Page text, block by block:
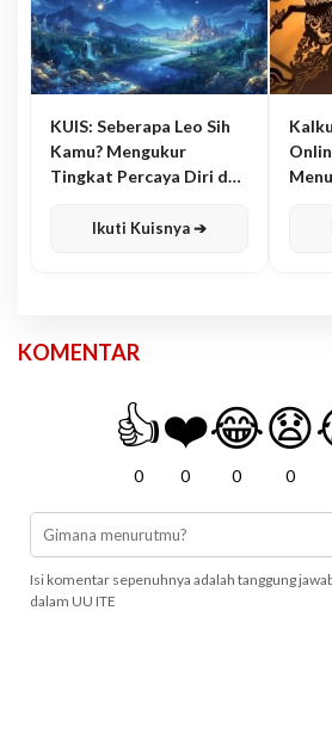
KUIS: Seberapa Leo Sih
Kamu? Mengukur
Tingkat Percaya Diri dan
Ikuti Kuisnya ➔
KOMENTAR
👍
0
❤️
0
😂
0
😧
0
Isi komentar sepenuhnya adalah tanggung
dalam UU ITE